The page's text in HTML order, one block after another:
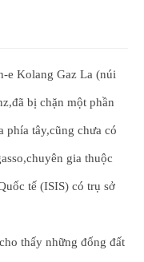
e Kolang Gaz La (núi
bị chặn một phần
phía tây,cũng chưa có
gia thuộc
tế (ISIS) có trụ sở
thấy những đống đất